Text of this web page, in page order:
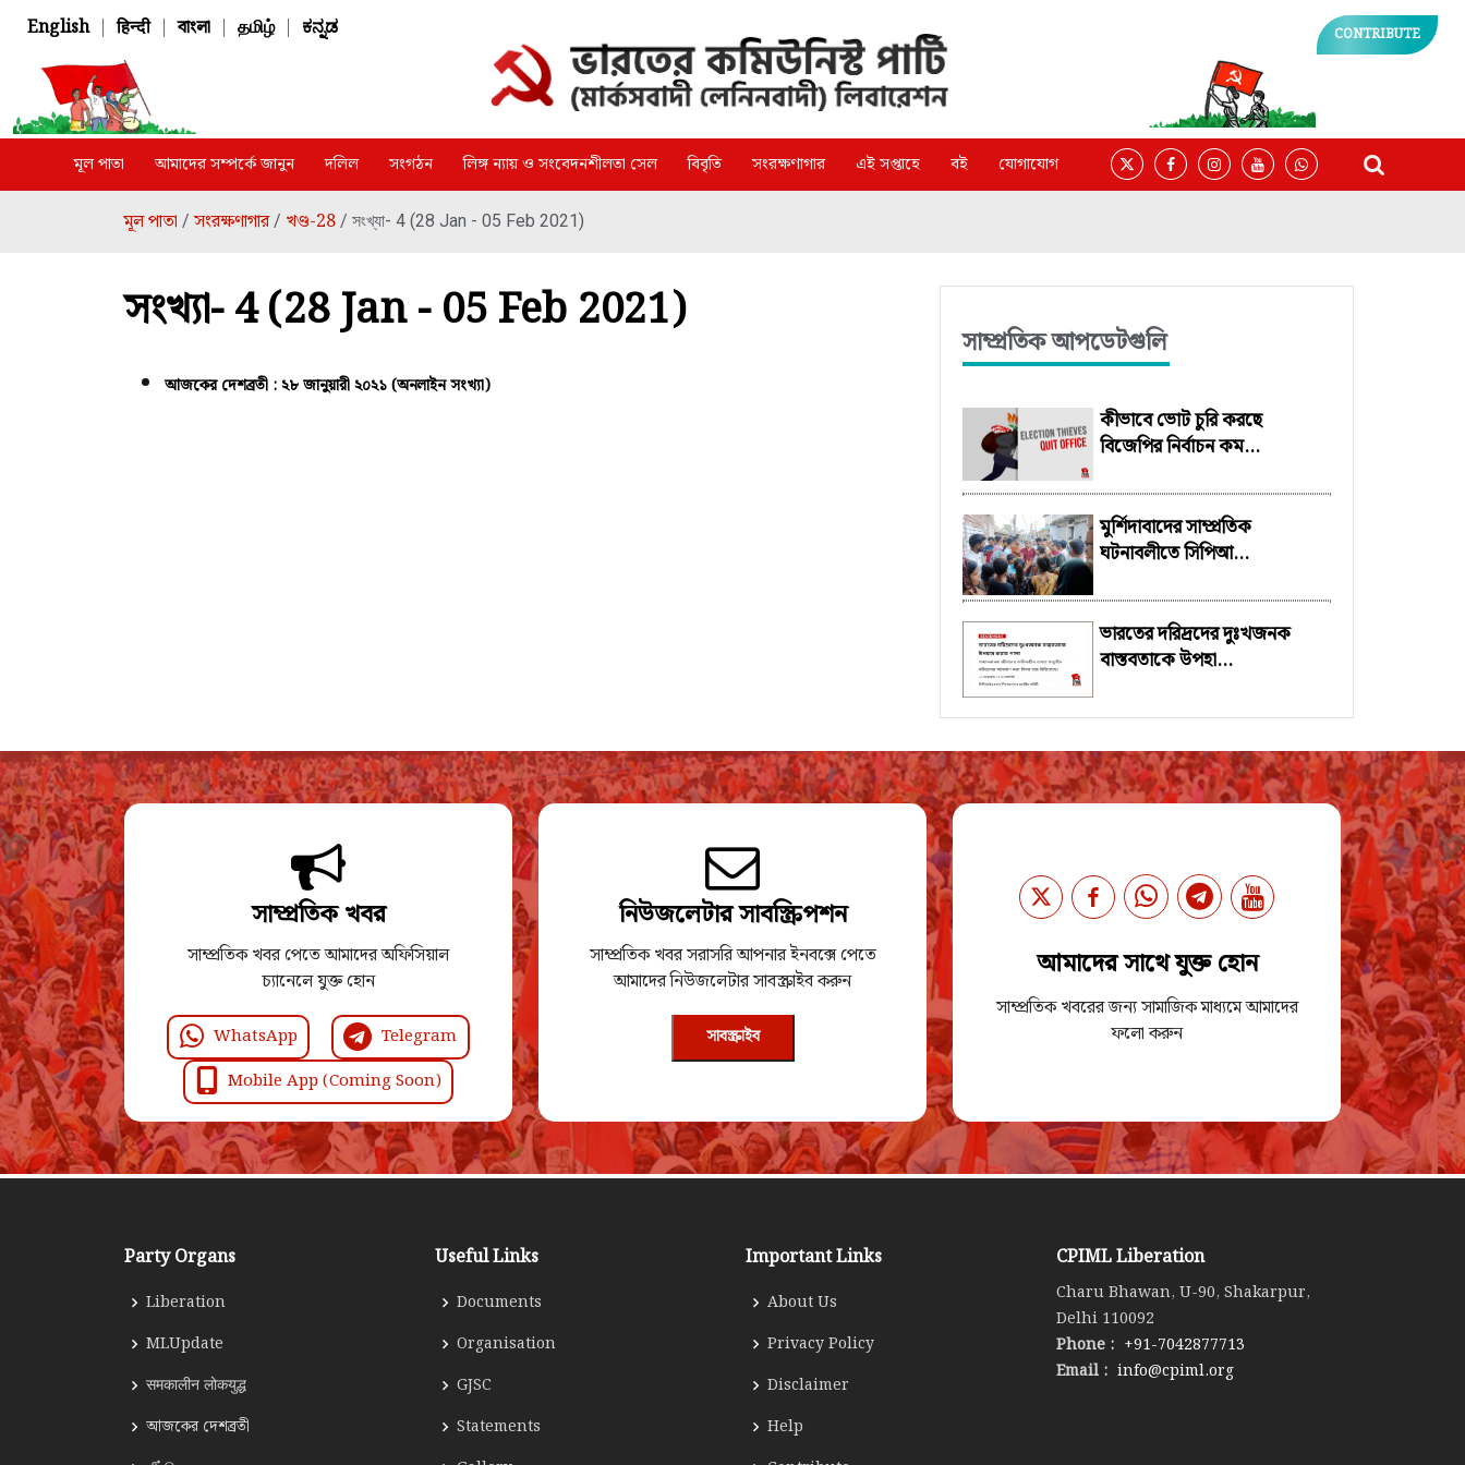
English | हिन्दी | বাংলা | தமிழ் | ಕನ್ನಡ CONTRIBUTE
মূল পাতা আমাদের সম্পর্কে জানুন দলিল সংগঠন লিঙ্গ ন্যায় ও সংবেদনশীলতা সেল বিবৃতি সংরক্ষণাগার এই সপ্তাহে বই যোগাযোগ
মূল পাতা / সংরক্ষণাগার/ খণ্ড-28 / সংখ্যা- 4 (28 Jan - 05 Feb 2021)
সংখ্যা- 4 (28 Jan - 05 Feb 2021)
আজকের দেশব্রতী : ২৮ জানুয়ারী ২০২১ (অনলাইন সংখ্যা)
সাম্প্রতিক আপডেটগুলি
কীভাবে ভোট চুরি করছে
বিজেপির নির্বাচন কম...
মুর্শিদাবাদের সাম্প্রতিক
ঘটনাবলীতে সিপিআ...
ভারতের দরিদ্রদের দুঃখজনক
বাস্তবতাকে উপহা...
সাম্প্রতিক খবর
সাম্প্রতিক খবর পেতে আমাদের অফিসিয়াল
চ্যানেলে যুক্ত হোন
WhatsApp
Telegram
Mobile App (Coming Soon)
নিউজলেটার সাবস্ক্রিপশন
সাম্প্রতিক খবর সরাসরি আপনার ইনবক্সে পেতে
আমাদের নিউজলেটার সাবস্ক্রাইব করুন
সাবস্ক্রাইব
আমাদের সাথে যুক্ত হোন
সাম্প্রতিক খবরের জন্য সামাজিক মাধ্যমে আমাদের
ফলো করুন
Party Organs
Liberation
MLUpdate
समकालीन लोकयुद्ध
আজকের দেশব্রতী
Useful Links
Documents
Organisation
GJSC
Statements
Important Links
About Us
Privacy Policy
Disclaimer
Help
CPIML Liberation
Charu Bhawan, U-90, Shakarpur,
Delhi 110092
Phone : +91-7042877713
Email : info@cpiml.org